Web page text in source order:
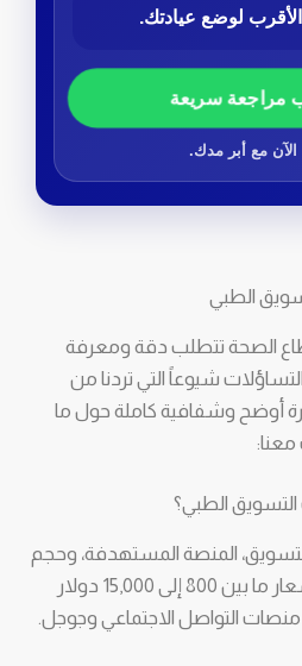
الأقرب لوضع عيادتك.
مراجعة سريعة
مع أبر مدك.
الطبي
الصحة تتطلب دقة ومعرفة
شيوعاً التي تردنا من
أوضح وشفافية كاملة حول ما
الطبي؟
المنصة المستهدفة، وحجم
العمل وطبيعته. تتراوح الأسعار ما بين 800 إلى 15,000 دولار
التواصل الاجتماعي وجوجل.